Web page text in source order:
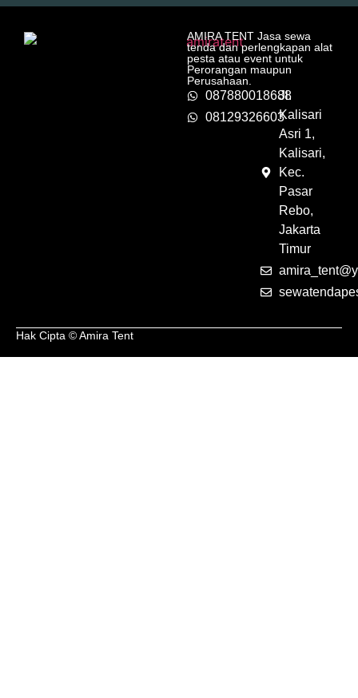
AMIRA TENT Jasa sewa
tenda dan perlengkapan alat
pesta atau event untuk
Perorangan maupun
Perusahaan.
087880018688
08129326603
Jl.
Kalisari
Asri 1,
Kalisari,
Kec.
Pasar
Rebo,
Jakarta
Timur
Hak Cipta © Amira Tent